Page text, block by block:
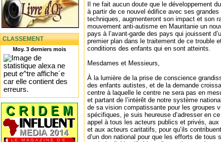
CLASSEMENT
Moy. 3 derniers mois
Il ne fait aucun doute que le développement
à partir de ce nouvel édifice avec ses
techniques, augmenteront son impact et son
mouvement anti-autisme en Mauritanie un
pays à l’avant-garde des pays qui jouissent
premier plan dans le traitement de ce trouble
conditions des enfants qui en sont atteints.
Mesdames et Messieurs,
À la lumière de la prise de conscience
des enfants autistes, et de la demande
centre à laquelle le centre ne sera pas en
et partant de l’intérêt de notre système
de sa vision compatissante pour les groupes
spécifiques, je suis heureuse d’adresser en
appel à tous les acteurs publics et privés, aux
et aux acteurs caritatifs, pour qu’ils
d’un don national pour que les efforts de tous